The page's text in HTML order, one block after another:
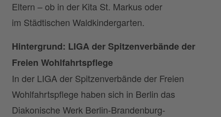
Eltern – ob in der Kita St. Markus oder
im Städtischen Waldkindergarten.
Hintergrund: LIGA der Spitzenverbände der
Freien Wohlfahrtspflege
In der LIGA der Spitzenverbände der Freien
Wohlfahrtspflege haben sich in Berlin das
Diakonische Werk Berlin-Brandenburg-